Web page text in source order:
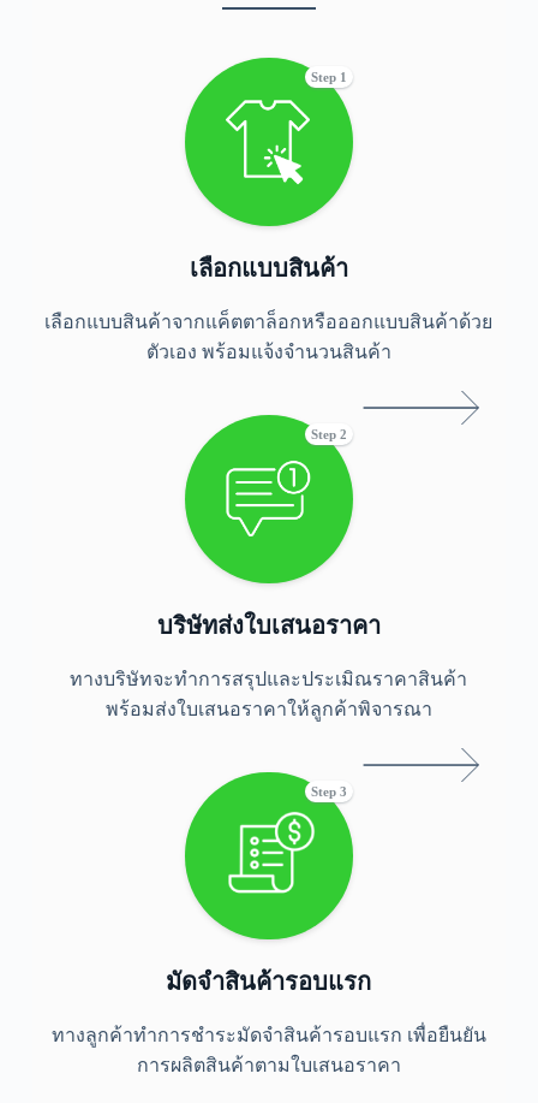
เลือกแบบสินค้า
เลือกแบบสินค้าจากแค็ตตาล็อกหรือออกแบบสินค้าด้วย
ตัวเอง พร้อมแจ้งจำนวนสินค้า
Step 1
บริษัทส่งใบเสนอราคา
ทางบริษัทจะทำการสรุปและประเมิณราคาสินค้า
พร้อมส่งใบเสนอราคาให้ลูกค้าพิจารณา
Step 2
มัดจำสินค้ารอบแรก
ทางลูกค้าทำการชำระมัดจำสินค้ารอบแรก เพื่อยืนยัน
การผลิตสินค้าตามใบเสนอราคา
Step 3